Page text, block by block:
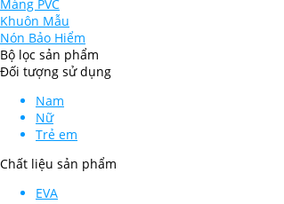
Màng PVC
Khuôn Mẫu
Nón Bảo Hiểm
Bộ lọc sản phẩm
Đối tượng sử dụng
Nam
Nữ
Trẻ em
Chất liệu sản phẩm
EVA